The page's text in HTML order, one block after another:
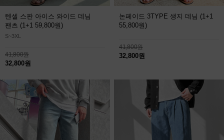
텐셀 스판 아이스 와이드 데님
팬츠 (1+1 59,800원)
S~3XL
41,800원
32,800원
논페이드 3TYPE 생지 데님 (1+1
55,800원)
41,800원
32,800원